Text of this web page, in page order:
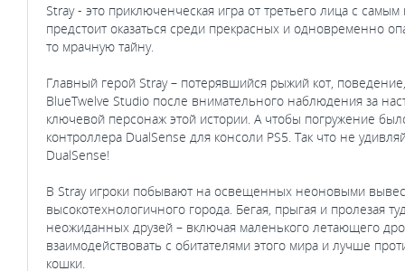
Stray - это приключенческая игра от третьего лица с
предстоит оказаться среди прекрасных и одновременно
то мрачную тайну.
Главный герой Stray – потерявшийся рыжий кот,
BlueTwelve Studio после внимательного наблюдения за
ключевой персонаж этой истории. А чтобы погружение
контроллера DualSense для консоли PS5. Так что не
DualSense!
В Stray игроки побывают на освещенных неоновыми
высокотехнологичного города. Бегая, прыгая и пролезая
неожиданных друзей – включая маленького летающего
взаимодействовать с обитателями этого мира и лучше
кошки.